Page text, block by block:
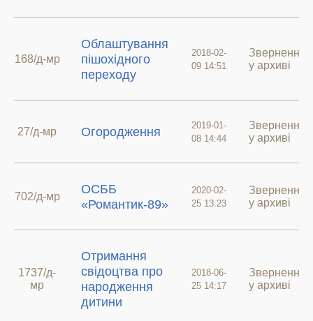
168/д-мр
Облаштування
пішохідного
переходу
2018-02-
09 14:51
Звернення
у архиві
27/д-мр Огородження
2019-01-
08 14:44
Звернення
у архиві
702/д-мр
ОСББ
«Романтик-89»
2020-02-
25 13:23
Звернення
у архиві
1737/д-
мр
Отримання
свідоцтва про
народження
дитини
2018-06-
25 14:17
Звернення
у архиві